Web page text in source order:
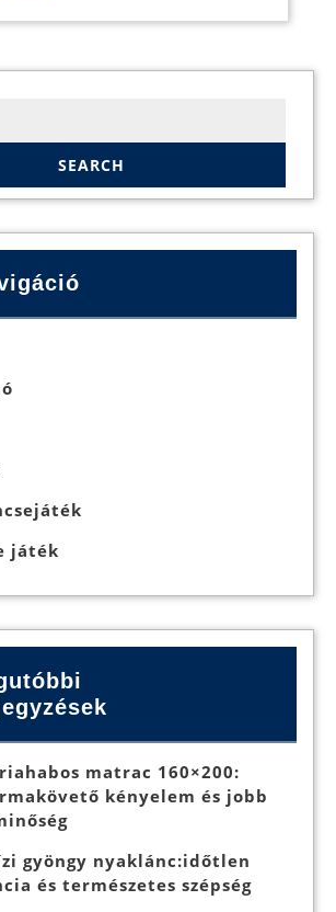
játék
matrac 160×200:
kényelem és jobb
gyöngy nyaklánc:időtlen
és természetes szépség